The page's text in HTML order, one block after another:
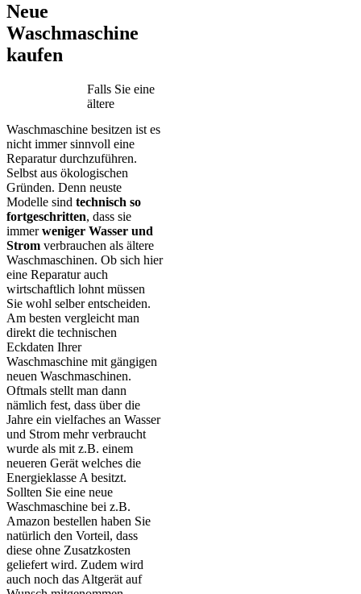
Neue
Waschmaschine
kaufen
Falls Sie eine
ältere
Waschmaschine besitzen ist es
nicht immer sinnvoll eine
Reparatur durchzuführen.
Selbst aus ökologischen
Gründen. Denn neuste
Modelle sind technisch so
fortgeschritten, dass sie
immerweniger Wasser und
Strom verbrauchen als ältere
Waschmaschinen. Ob sich hier
eine Reparatur auch
wirtschaftlich lohnt müssen
Sie wohl selber entscheiden.
Am besten vergleicht man
direkt die technischen
Eckdaten Ihrer
Waschmaschine mit gängigen
neuen Waschmaschinen.
Oftmals stellt man dann
nämlich fest, dass über die
Jahre ein vielfaches an Wasser
und Strom mehr verbraucht
wurde als mit z.B. einem
neueren Gerät welches die
Energieklasse A besitzt.
Sollten Sie eine neue
Waschmaschine bei z.B.
Amazon bestellen haben Sie
natürlich den Vorteil, dass
diese ohne Zusatzkosten
geliefert wird. Zudem wird
auch noch das Altgerät auf